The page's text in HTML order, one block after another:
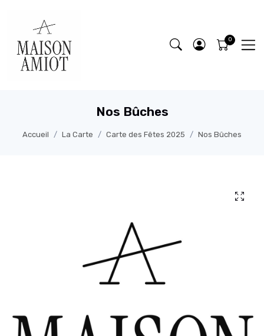
Nos Bûches
Accueil La Carte Carte des Fêtes 2025 Nos Bûches